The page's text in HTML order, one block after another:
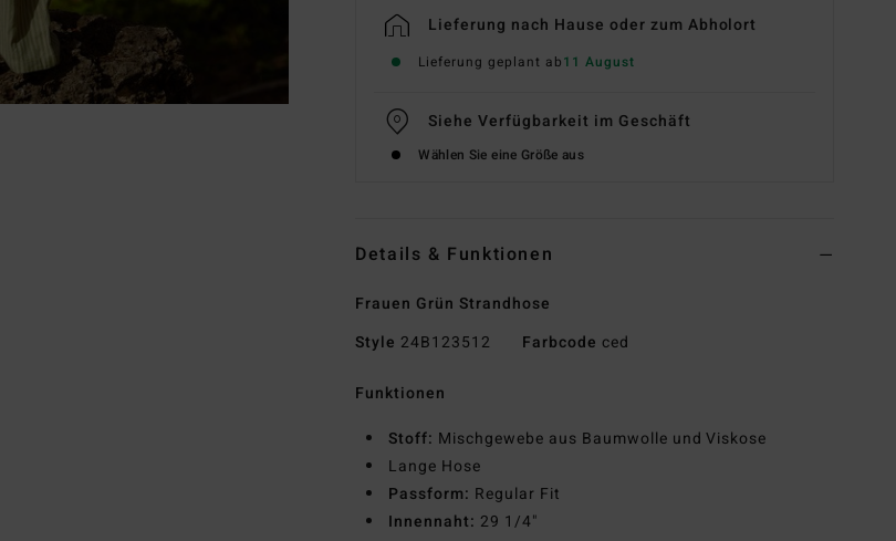
Lieferung nach Hause oder zum Abholort
Lieferung geplant ab11 August
Siehe Verfügbarkeit im Geschäft
Wählen Sie eine Größe aus
Details & Funktionen
Frauen Grün Strandhose
Style 24B123512 Farbcode ced
Funktionen
Stoff: Mischgewebe aus Baumwolle und Viskose
Lange Hose
Passform: Regular Fit
Innennaht: 29 1/4"